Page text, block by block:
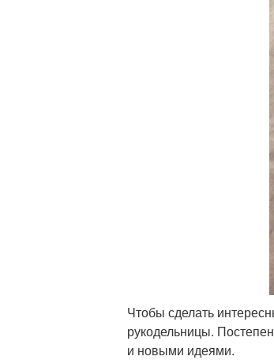
Чтобы сделать
рукодельницы.
и новыми идеями.